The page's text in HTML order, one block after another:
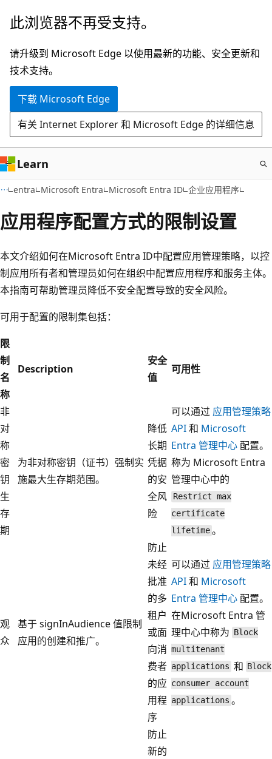
跳
主
要
内
此浏览器不再受支持。
请升级到 Microsoft Edge 以使用最新的功能、安全更新和
技术支持。
下载 Microsoft Edge
有关 Internet Explorer 和 Microsoft Edge 的详细信息
Learn
entra Microsoft Entra Microsoft Entra ID 企业应用程序
应用程序配置方式的限制设置
本文介绍如何在Microsoft Entra ID中配置应用管理策略，以控
制应用所有者和管理员如何在组织中配置应用程序和服务主体。
本指南可帮助管理员降低不安全配置导致的安全风险。
可用于配置的限制集包括：
限
制
名
称
Description
安全
值
可用性
非
对
称
密
钥
生
存
期
为非对称密钥（证书）强制实
施最大生存期范围。
降低
长期
凭据
的安
全风
险
可以通过 应用管理策略
API和 Microsoft
Entra 管理中心 配置。
称为 Microsoft Entra
管理中心中的
Restrict max
certificate
lifetime。
观
众
基于 signInAudience 值限制
应用的创建和推广。
防止
未经
批准
的多
租户
或面
向消
费者
的应
用程
序
可以通过 应用管理策略
API和 Microsoft
Entra 管理中心 配置。
在Microsoft Entra 管
理中心中称为 Block
multitenant
applications 和 Block
consumer account
applications 。
防止
新的